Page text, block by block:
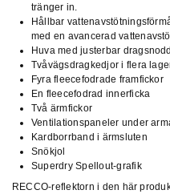
tränger in.
Hållbar
med en avancerad
Huva med justerbar dragsnodd
Tvåvägsdragkedjor i flera
Fyra fleecefodrade framfickor
En fleecefodrad innerficka
Två ärmfickor
Ventilationspaneler under
Kardborrband i ärmsluten
Snökjol
Superdry Spellout-grafik
RECCO-reflektorn i den här